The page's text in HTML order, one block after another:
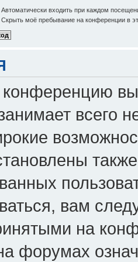
Автоматически входить при каждом
Скрыть моё пребывание на конференции в
всего
вам
на
форумах